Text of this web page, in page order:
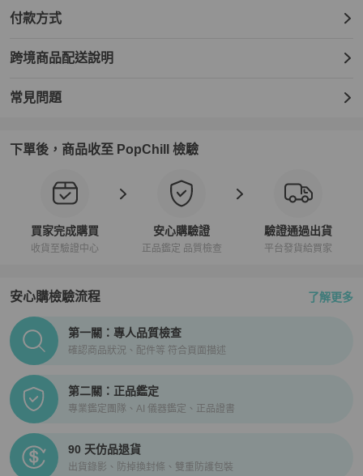
付款方式
跨境商品配送說明
常見問題
下單後，商品收至 PopChill 檢驗
買家完成購買
收貨至驗證中心
安心購驗證
正品鑑定 品質檢查
驗證通過出貨
平台發貨給買家
安心購檢驗流程 了解更多
PopChill拍拍圈正品驗證、安心購檢驗流程介紹
第一關：專人品質檢查
確認商品狀況、配件等 符合頁面描述
第二關：正品鑑定
專業鑑定團隊、AI 儀器鑑定、正品證書
90 天仿品退貨
出貨錄影、防掉換封條、雙重防護包裝